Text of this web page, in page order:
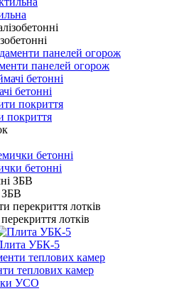
панелей огорож
бетонні
покриття
бетонні
ЗБВ
лотків
УБК-5
теплових камер